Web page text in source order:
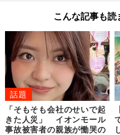
こんな記事も読
話題
「そもそも会社のせいで起
きた人災」 イオンモール
事故被害者の親族が慟哭の